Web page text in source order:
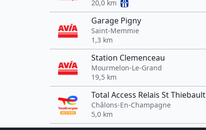
20,0 km
Garage Pigny
Saint-Memmie
1,3 km
Station Clemenceau
Mourmelon-Le-Grand
19,5 km
Total Access Relais St Thiebault
Châlons-En-Champagne
5,0 km